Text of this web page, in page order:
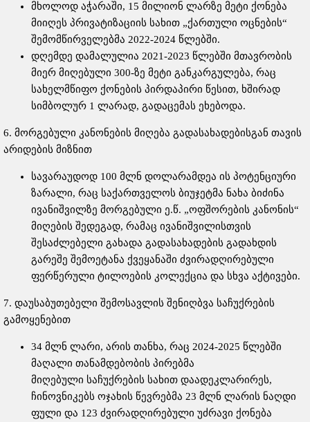
მხოლოდ აჭარაში, 15 მილიონ ლარზე მეტი ქონება
მიიღეს პრივატიზაციის სახით „ქართული ოცნების“
შემომწირველებმა 2022-2024 წლებში.
დღემდე დამალულია 2021-2023 წლებში მთავრობის
მიერ მიღებული 300-ზე მეტი განკარგულება, რაც
სახელმწიფო ქონების პირდაპირი წესით, ხშირად
სიმბოლურ 1 ლარად, გადაცემას ეხებოდა.
6. მორგებული კანონების მიღება გადასახადებისგან თავის
არიდების მიზნით
სავარაუდოდ 100 მლნ დოლარამდეა ის პოტენციური
ზარალი, რაც საქართველოს ბიუჯეტმა ნახა ბიძინა
ივანიშვილზე მორგებული ე.წ. „ოფშორების კანონის“
მიღების შედეგად, რამაც ივანიშვილისთვის
შესაძლებელი გახადა გადასახადების გადახდის
გარეშე შემოეტანა ქვეყანაში ძვირადღირებული
ფერწერული ტილოების კოლექცია და სხვა აქტივები.
7. დაუსაბუთებელი შემოსავლის შენიღბვა საჩუქრების
გამოყენებით
34 მლნ ლარი, არის თანხა, რაც 2024-2025 წლებში
მაღალი თანამდებობის პირებმა
მიღებული საჩუქრების სახით დაადეკლარირეს,
ჩინოვნიკებს ოჯახის წევრებმა 23 მლნ ლარის ნაღდი
ფული და 123 ძვირადღირებული უძრავი ქონება